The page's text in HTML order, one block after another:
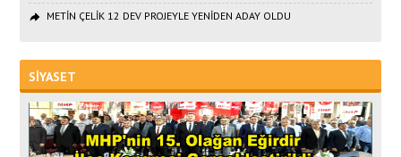
METİN ÇELİK 12 DEV PROJEYLE YENİDEN ADAY OLDU
SİYASET